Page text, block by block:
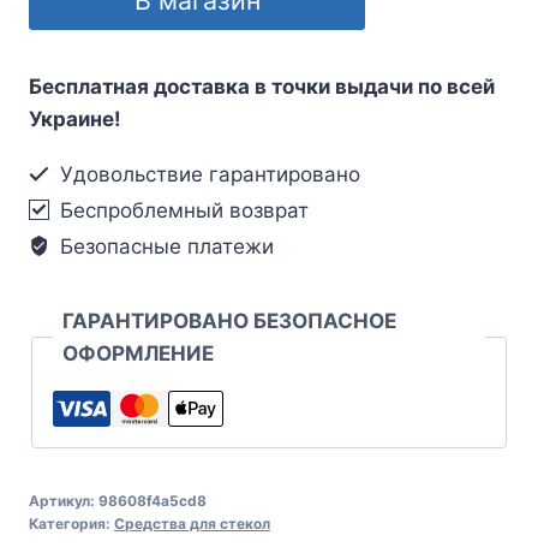
Бесплатная доставка в точки выдачи по всей
Украине!
Удовольствие гарантировано
Беспроблемный возврат
Безопасные платежи
ГАРАНТИРОВАНО БЕЗОПАСНОЕ
ОФОРМЛЕНИЕ
Артикул: 98608f4a5cd8
Категория: Средства для стекол